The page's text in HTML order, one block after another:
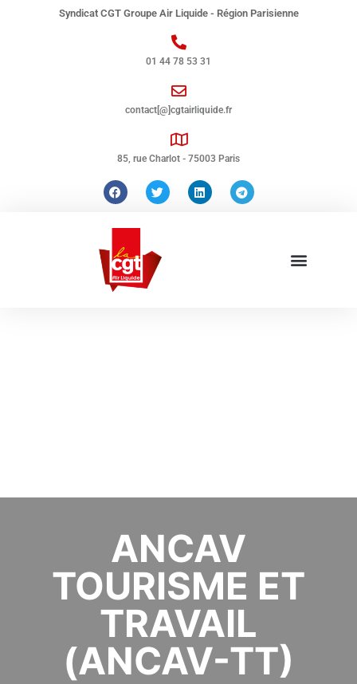
Syndicat CGT Groupe Air Liquide - Région Parisienne
01 44 78 53 31
contact[@]cgtairliquide.fr
85, rue Charlot - 75003 Paris
ANCAV
TOURISME ET
TRAVAIL
(ANCAV-TT)